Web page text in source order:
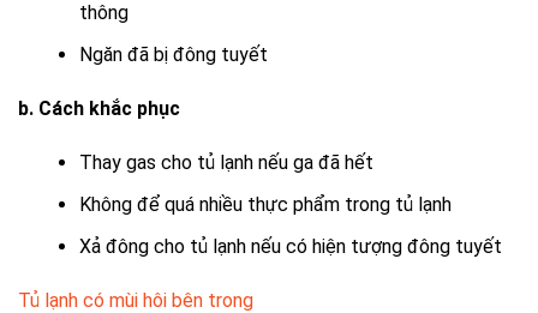
thông
Ngăn đã bị đông tuyết
b. Cách khắc phục
Thay gas cho tủ lạnh nếu ga đã hết
Không để quá nhiều thực phẩm trong tủ lạnh
Xả đông cho tủ lạnh nếu có hiện tượng đông tuyết
Tủ lạnh có mùi hôi bên trong